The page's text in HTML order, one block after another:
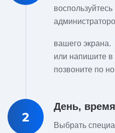
вашего экрана.
или напишите в
позвоните по
2
День, время
Выбрать